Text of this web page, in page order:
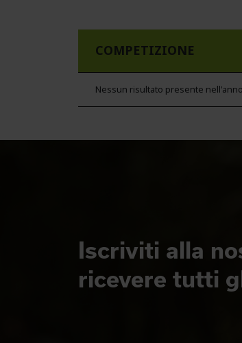
COMPETIZIONE
Nessun risultato presente
Iscriviti alla
ricevere tutti